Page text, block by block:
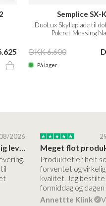
Semplice SX-
DuoLux Skylleplade til
Poleret Messing
DKK 6.600
På lager
2026
Høj kvalitet og hurtig levering
Produktet er helt
forventet og
kvalitet. Jeg bestilte
formiddag og
Annettte Klink